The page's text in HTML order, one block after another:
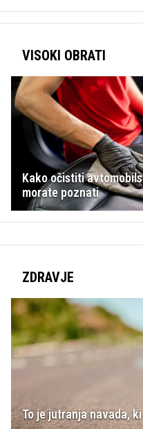
VISOKI OBRATI
Kako očistiti
morate poznati
ZDRAVJE
To je jutranja navada,